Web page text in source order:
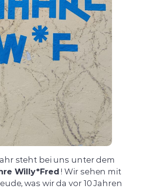
steht bei uns unter dem
Willy*Fred! Wir sehen mit
was wir da vor 10 Jahren